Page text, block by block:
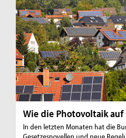
Wie die Photovoltaik
In den letzten Monaten hat die